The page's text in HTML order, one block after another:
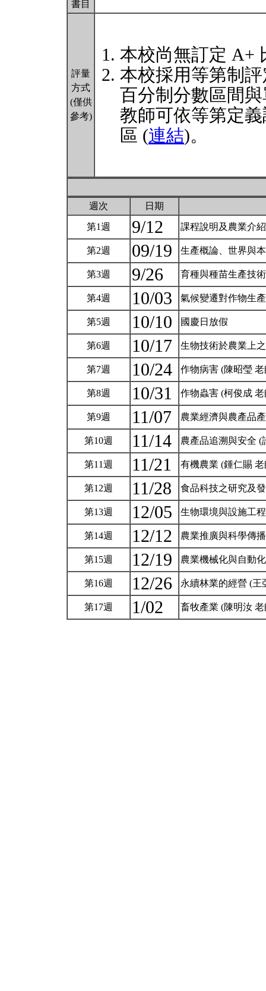
書目
評量
方式
(僅供
參考)
本校尚無訂定 A+
本校採用等第制
百分制分數區間
教師可依等第定
區 (連結)。
週次 日期
第1週 9/12 課程說明及農業介
第2週 09/19 生產概論、世界與
第3週 9/26 育種與種苗生產技
第4週 10/03 氣候變遷對作物生
第5週 10/10 國慶日放假
第6週 10/17 生物技術於農業上
第7週 10/24 作物病害 (陳昭瑩
第8週 10/31 作物蟲害 (柯俊成
第9週 11/07 農業經濟與農產品
第10週 11/14 農產品追溯與安全
第11週 11/21 有機農業 (鍾仁賜
第12週 11/28 食品科技之研究及
第13週 12/05 生物環境與設施工
第14週 12/12 農業推廣與科學傳
第15週 12/19 農業機械化與自動
第16週 12/26 永續林業的經營 (王
第17週 1/02 畜牧產業 (陳明汝